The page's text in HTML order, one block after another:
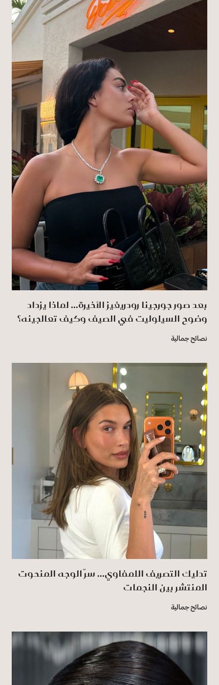
بعد صور جورجينا رودريغيز الأخيرة... لماذا يزداد
وضوح السيلوليت في الصيف وكيف تعالجينه؟
نصائح جمالية
تدليك التصريف اللمفاوي... سرّ الوجه المنحوت
المنتشر بين النجمات
نصائح جمالية